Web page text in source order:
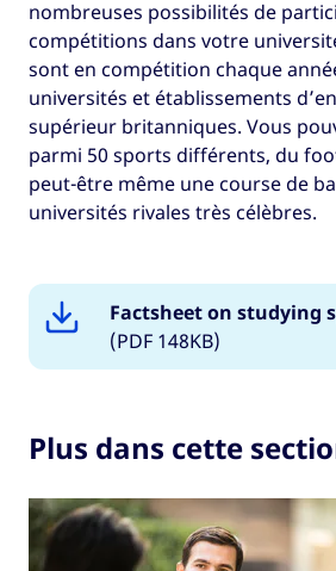
nombreuses possibilités de
compétitions dans votre
sont en compétition chaque
universités et établissements
supérieur britanniques. Vous
parmi 50 sports différents, du
peut-être même une course de
universités rivales très célèbres.
Factsheet on studying
(PDF 148KB)
Plus dans cette